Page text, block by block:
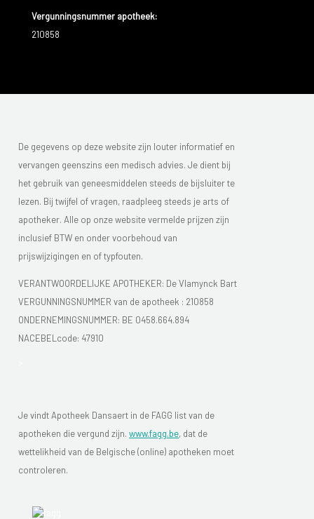
Vergunningsnummer apotheek:
210858
De gegevens op deze website zijn louter informatief en
vervangen geenszins een medisch advies. Je dient bij
het gebruik van geneesmiddelen steeds de bijsluiter te
lezen. Bij twijfel of vragen, raadpleeg steeds je arts of
apotheker. Alle op onze website vermelde prijzen zijn
inclusief BTW en onder voorbehoud van
prijswijzigingen en of typfouten.
VERANTWOORDELIJKE APOTHEKER: De Vlamynck Bart
VERGUNNINGSNUMMER van de apotheek : 210858
ONDERNEMINGSNUMMER: BE 0458.664.894
NACEBELcode: 47910
Je vindt Apotheek Dansaert in de FAGG list van de
apotheken die vergund zijn. www.fagg.be, dat de
wettelikheid van de Belgische (online) apotheken moet
controleren.